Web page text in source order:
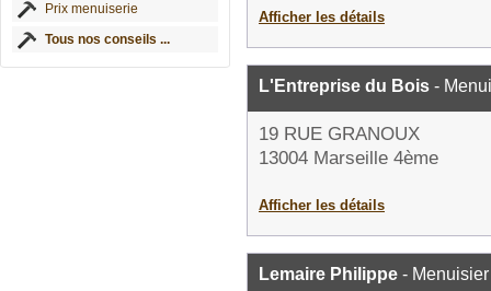
Prix menuiserie
Tous nos conseils ...
Afficher les détails
L'Entreprise du Bois -
19 RUE GRANOUX
13004 Marseille 4ème
Afficher les détails
Lemaire Philippe - Menuisier